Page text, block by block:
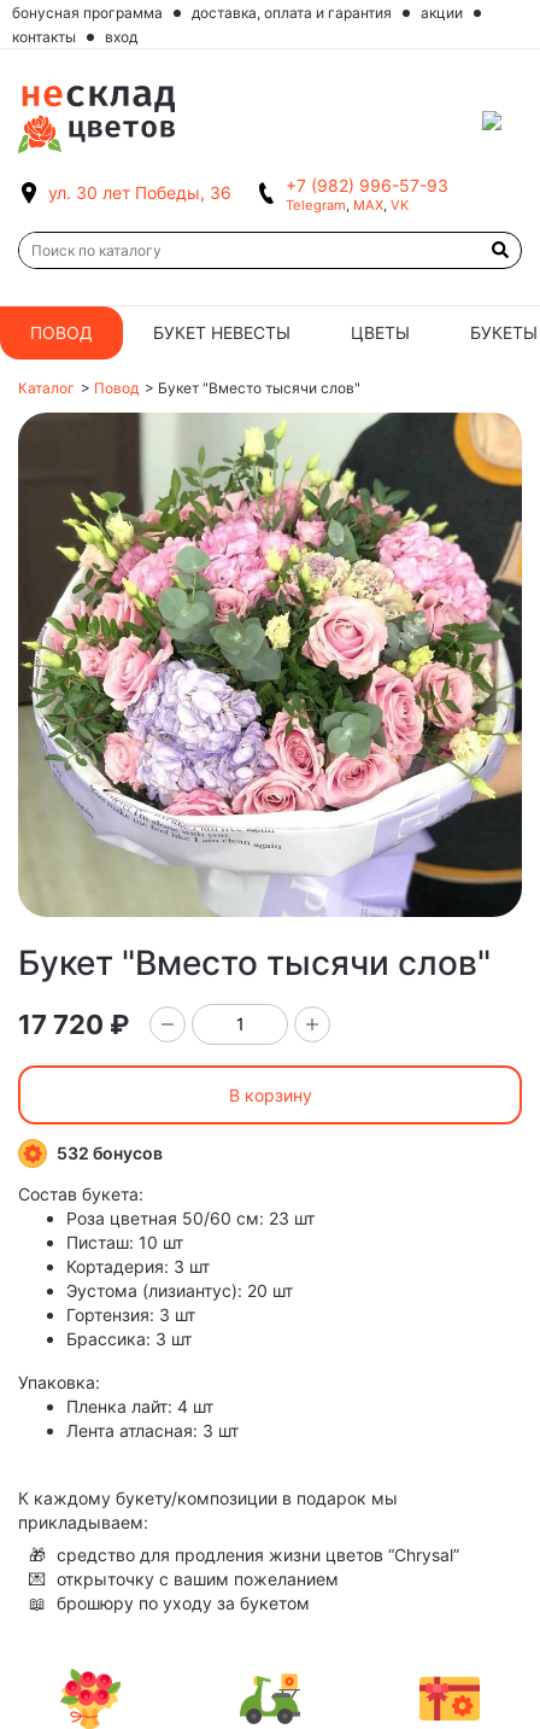
бонусная программа доставка, оплата и гарантия
акции
контакты
вход
ул. 30 лет Победы, 36 +7 (982) 996-57-93
Telegram, MAX, VK
ПОВОД БУКЕТ НЕВЕСТЫ ЦВЕТЫ БУКЕТЫ
Каталог > Повод > Букет "Вместо тысячи слов"
Букет "Вместо тысячи слов"
17 720 ₽
В корзину
532 бонусов
Состав букета:
Роза цветная 50/60 см: 23 шт
Писташ: 10 шт
Кортадерия: 3 шт
Эустома (лизиантус): 20 шт
Гортензия: 3 шт
Брассика: 3 шт
Упаковка:
Пленка лайт: 4 шт
Лента атласная: 3 шт
К каждому букету/композиции в подарок мы
прикладываем:
🎁 средство для продления жизни цветов “Chrysal”
💌 открыточку с вашим пожеланием
📖 брошюру по уходу за букетом